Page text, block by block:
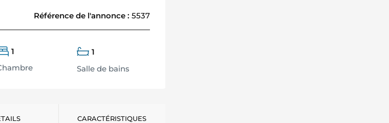
Référence de l'annonce: 5537
1
1
Salle de bains
CARACTÉRISTIQUES